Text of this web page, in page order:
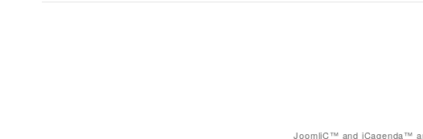
JoomliC™ and iCagenda™